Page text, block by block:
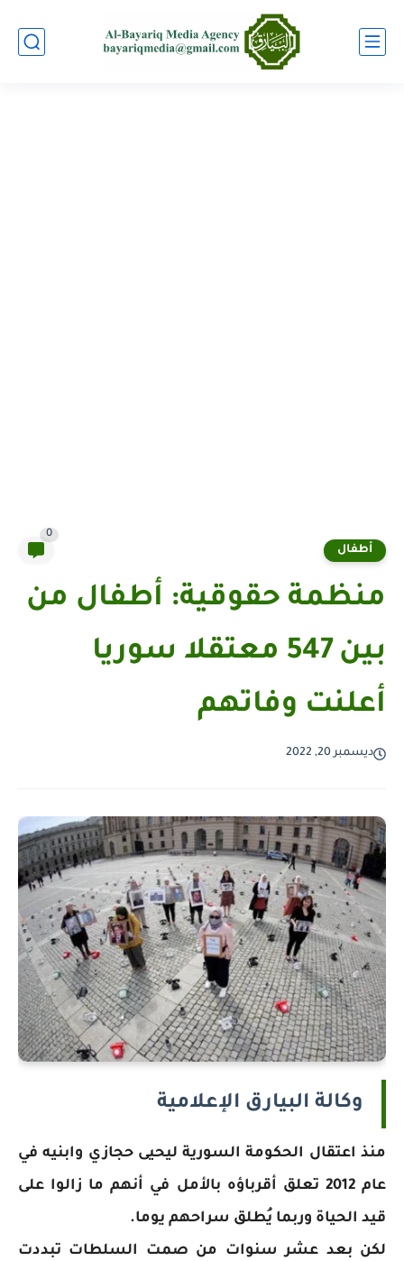
أطفال
0
منظمة حقوقية: أطفال من
بين 547 معتقلا سوريا
أعلنت وفاتهم
ديسمبر 20, 2022
وكالة البيارق الإعلامية
منذ اعتقال الحكومة السورية ليحيى حجازي وابنيه في
عام 2012 تعلق أقرباؤه بالأمل في أنهم ما زالوا على
قيد الحياة وربما يُطلق سراحهم يوما.
لكن بعد عشر سنوات من صمت السلطات تبددت